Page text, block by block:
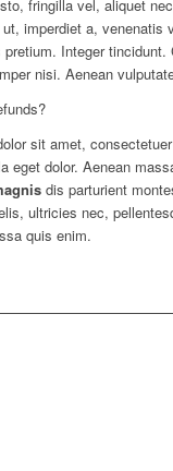
fringilla vel, aliquet
imperdiet a, venenatis
pretium. Integer
nisi. Aenean
sit amet,
eget dolor. Aenean
dis parturient
ultricies nec,
quis enim.